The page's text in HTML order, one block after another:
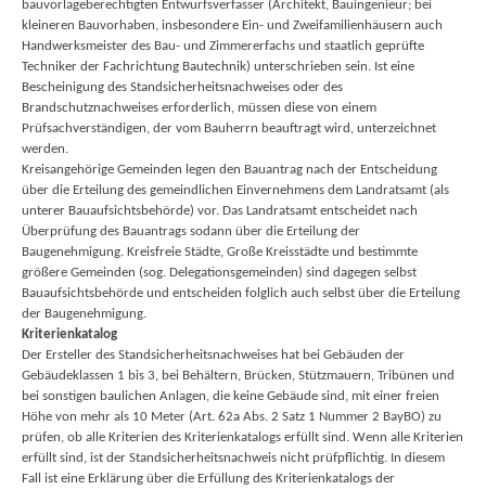
bauvorlageberechtigten Entwurfsverfasser (Architekt, Bauingenieur; bei
kleineren Bauvorhaben, insbesondere Ein- und Zweifamilienhäusern auch
Handwerksmeister des Bau- und Zimmererfachs und staatlich geprüfte
Techniker der Fachrichtung Bautechnik) unterschrieben sein. Ist eine
Bescheinigung des Standsicherheitsnachweises oder des
Brandschutznachweises erforderlich, müssen diese von einem
Prüfsachverständigen, der vom Bauherrn beauftragt wird, unterzeichnet
werden.
Kreisangehörige Gemeinden legen den Bauantrag nach der Entscheidung
über die Erteilung des gemeindlichen Einvernehmens dem Landratsamt (als
unterer Bauaufsichtsbehörde) vor. Das Landratsamt entscheidet nach
Überprüfung des Bauantrags sodann über die Erteilung der
Baugenehmigung. Kreisfreie Städte, Große Kreisstädte und bestimmte
größere Gemeinden (sog. Delegationsgemeinden) sind dagegen selbst
Bauaufsichtsbehörde und entscheiden folglich auch selbst über die Erteilung
der Baugenehmigung.
Kriterienkatalog
Der Ersteller des Standsicherheitsnachweises hat bei Gebäuden der
Gebäudeklassen 1 bis 3, bei Behältern, Brücken, Stützmauern, Tribünen und
bei sonstigen baulichen Anlagen, die keine Gebäude sind, mit einer freien
Höhe von mehr als 10 Meter (Art. 62a Abs. 2 Satz 1 Nummer 2 BayBO) zu
prüfen, ob alle Kriterien des Kriterienkatalogs erfüllt sind. Wenn alle Kriterien
erfüllt sind, ist der Standsicherheitsnachweis nicht prüfpflichtig. In diesem
Fall ist eine Erklärung über die Erfüllung des Kriterienkatalogs der